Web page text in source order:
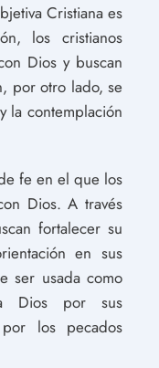
Cristiana es
los cristianos
Dios y buscan
por otro lado, se
la contemplación
fe en el que los
Dios. A través
fortalecer su
en sus
ser usada como
Dios por sus
los pecados